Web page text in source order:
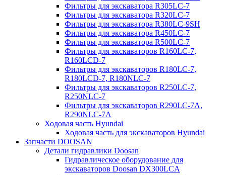
Фильтры для экскаватора R305LC-7
Фильтры для экскаватора R320LC-7
Фильтры для экскаватора R380LC-9SH
Фильтры для экскаватора R450LC-7
Фильтры для экскаватора R500LC-7
Фильтры для экскаваторов R160LC-7,
R160LCD-7
Фильтры для экскаваторов R180LC-7,
R180LCD-7, R180NLC-7
Фильтры для экскаваторов R250LC-7,
R250NLC-7
Фильтры для экскаваторов R290LC-7A,
R290NLC-7A
Ходовая часть Hyundai
Ходовая часть для экскаваторов Hyundai
Запчасти DOOSAN
Детали гидравлики Doosan
Гидравлическое оборудование для
экскаваторов Doosan DX300LCA